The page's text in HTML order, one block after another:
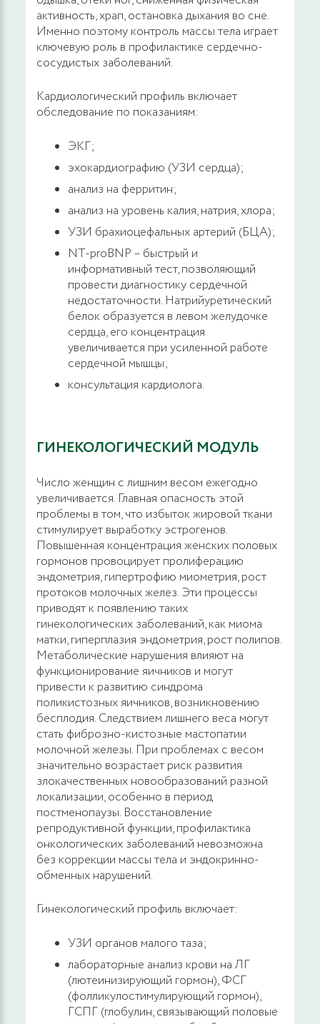
активность, храп, остановка дыхания во сне.
Именно поэтому контроль массы тела играет
ключевую роль в профилактике сердечно-
сосудистых заболеваний.
Кардиологический профиль включает
обследование по показаниям:
ЭКГ;
эхокардиографию (УЗИ сердца);
анализ на ферритин;
анализ на уровень калия, натрия, хлора;
УЗИ брахиоцефальных артерий (БЦА);
NT-proBNP – быстрый и
информативный тест, позволяющий
провести диагностику сердечной
недостаточности. Натрийуретический
белок образуется в левом желудочке
сердца, его концентрация
увеличивается при усиленной работе
сердечной мышцы;
консультация кардиолога.
ГИНЕКОЛОГИЧЕСКИЙ МОДУЛЬ
Число женщин с лишним весом ежегодно
увеличивается. Главная опасность этой
проблемы в том, что избыток жировой ткани
стимулирует выработку эстрогенов.
Повышенная концентрация женских половых
гормонов провоцирует пролиферацию
эндометрия, гипертрофию миометрия, рост
протоков молочных желез. Эти процессы
приводят к появлению таких
гинекологических заболеваний, как миома
матки, гиперплазия эндометрия, рост полипов.
Метаболические нарушения влияют на
функционирование яичников и могут
привести к развитию синдрома
поликистозных яичников, возникновению
бесплодия. Следствием лишнего веса могут
стать фиброзно-кистозные мастопатии
молочной железы. При проблемах с весом
значительно возрастает риск развития
злокачественных новообразований разной
локализации, особенно в период
постменопаузы. Восстановление
репродуктивной функции, профилактика
онкологических заболеваний невозможна
без коррекции массы тела и эндокринно-
обменных нарушений.
Гинекологический профиль включает:
УЗИ органов малого таза;
лабораторные анализ крови на ЛГ
(лютеинизирующий гормон), ФСГ
(фолликулостимулирующий гормон),
ГСПГ (глобулин, связывающий половые